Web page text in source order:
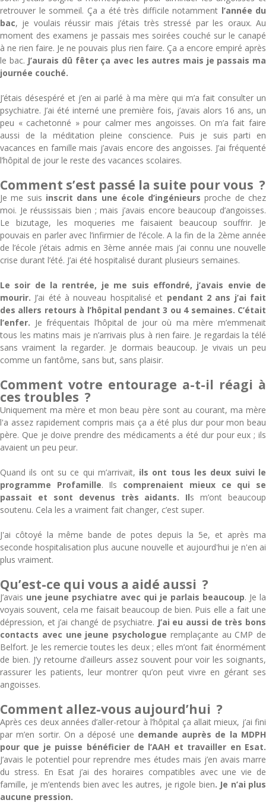
retrouver le sommeil. Ça a été très difficile notamment l’année du
bac, je voulais réussir mais j’étais très stressé par les oraux. Au
moment des examens je passais mes soirées couché sur le canapé
à ne rien faire. Je ne pouvais plus rien faire. Ça a encore empiré après
le bac. J’aurais dû fêter ça avec les autres mais je passais ma
journée couché.
J’étais désespéré et j’en ai parlé à ma mère qui m’a fait consulter un
psychiatre. J’ai été interné une première fois, j’avais alors 16 ans, un
peu « cachetonné » pour calmer mes angoisses. On m’a fait faire
aussi de la méditation pleine conscience. Puis je suis parti en
vacances en famille mais j’avais encore des angoisses. J’ai fréquenté
l’hôpital de jour le reste des vacances scolaires.
Comment s’est passé la suite pour vous ?
Je me suis inscrit dans une école d’ingénieursproche de chez
moi. Je réussissais bien ; mais j’avais encore beaucoup d’angoisses.
Le bizutage, les moqueries me faisaient beaucoup souffrir. Je
pouvais en parler avec l’infirmier de l’école. A la fin de la 2ème année
de l’école j’étais admis en 3ème année mais j’ai connu une nouvelle
crise durant l’été. J’ai été hospitalisé durant plusieurs semaines.
Le soir de la rentrée, je me suis effondré, j’avais envie de
mourir. J’ai été à nouveau hospitalisé et pendant 2 ans j’ai fait
des allers retours à l’hôpital pendant 3 ou 4 semaines. C’était
l’enfer. Je fréquentais l’hôpital de jour où ma mère m’emmenait
tous les matins mais je n’arrivais plus à rien faire. Je regardais la télé
sans vraiment la regarder. Je dormais beaucoup. Je vivais un peu
comme un fantôme, sans but, sans plaisir.
Comment votre entourage a-t-il réagi à
ces troubles ?
Uniquement ma mère et mon beau père sont au courant, ma mère
l'a assez rapidement compris mais ça a été plus dur pour mon beau
père. Que je doive prendre des médicaments a été dur pour eux ; ils
avaient un peu peur.
Quand ils ont su ce qui m’arrivait, ils ont tous les deux suivi le
programme Profamille. Ils comprenaient mieux ce qui se
passait et sont devenus très aidants.
Ils m’ont beaucoup
soutenu. Cela les a vraiment fait changer, c’est super.
J'ai côtoyé la même bande de potes depuis la 5e, et après ma
seconde hospitalisation plus aucune nouvelle et aujourd'hui je n'en ai
plus vraiment.
Qu’est-ce qui vous a aidé aussi ?
J’avais une jeune psychiatre avec qui je parlais beaucoup. Je la
voyais souvent, cela me faisait beaucoup de bien. Puis elle a fait une
dépression, et j’ai changé de psychiatre. J’ai eu aussi de très bons
contacts avec une jeune psychologue remplaçante au CMP de
Belfort. Je les remercie toutes les deux ; elles m’ont fait énormément
de bien. J’y retourne d’ailleurs assez souvent pour voir les soignants,
rassurer les patients, leur montrer qu’on peut vivre en gérant ses
angoisses.
Comment allez-vous aujourd’hui ?
Après ces deux années d’aller-retour à l’hôpital ça allait mieux, j’ai fini
par m’en sortir. On a déposé une demande auprès de la MDPH
pour que je puisse bénéficier de l’AAH et travailler en Esat.
J’avais le potentiel pour reprendre mes études mais j’en avais marre
du stress. En Esat j’ai des horaires compatibles avec une vie de
famille, je m’entends bien avec les autres, je rigole bien. Je n’ai plus
aucune pression.